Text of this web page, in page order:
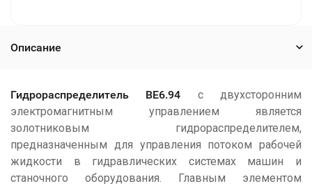
Описание
Гидрораспределитель ВЕ6.94 с двухсторонним
электромагнитным управлением является
золотниковым гидрораспределителем,
предназначенным для управления потоком рабочей
жидкости в гидравлических системах машин и
станочного оборудования. Главным элементом